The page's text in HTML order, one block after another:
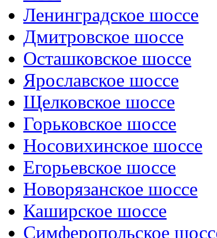
Ленинградское шоссе
Дмитровское шоссе
Осташковское шоссе
Ярославское шоссе
Щелковское шоссе
Горьковское шоссе
Носовихинское шоссе
Егорьевское шоссе
Новорязанское шоссе
Каширское шоссе
Симферопольское